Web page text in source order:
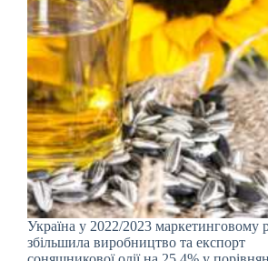
Україна у 2022/2023 маркетинговому
збільшила виробництво та експорт